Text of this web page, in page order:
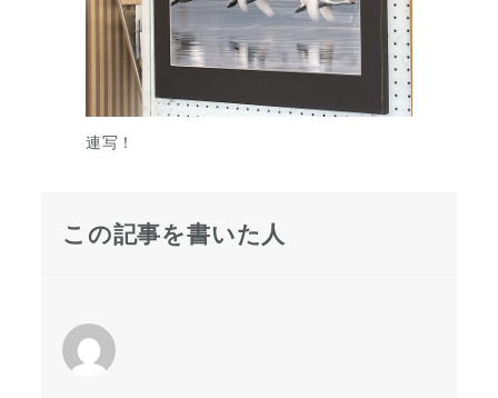
連写！
この記事を書いた人